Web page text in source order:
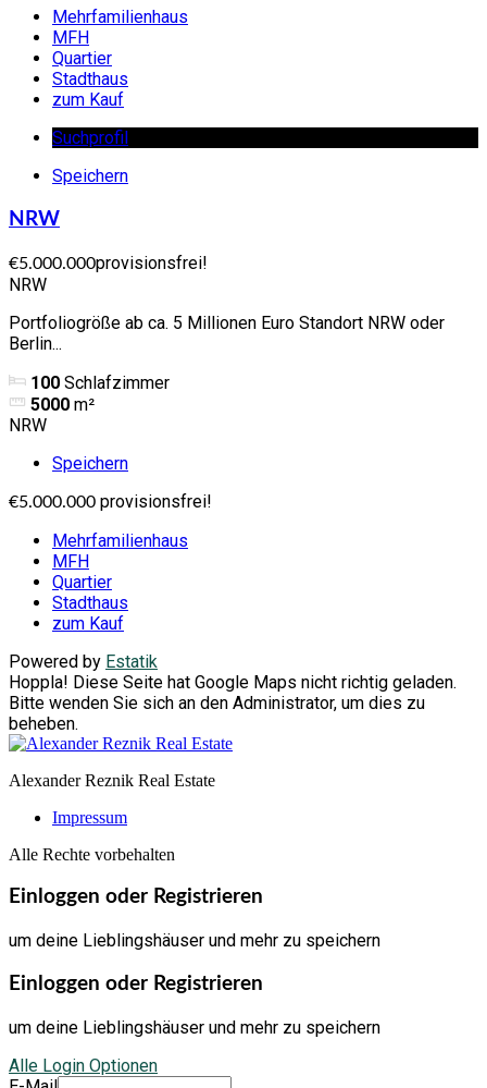
Mehrfamilienhaus
MFH
Quartier
Stadthaus
zum Kauf
Suchprofil
Speichern
NRW
€5.000.000provisionsfrei!
NRW
Portfoliogröße ab ca. 5 Millionen Euro Standort NRW oder
Berlin...
100 Schlafzimmer
5000 m²
NRW
Speichern
€5.000.000 provisionsfrei!
Mehrfamilienhaus
MFH
Quartier
Stadthaus
zum Kauf
Powered by Estatik
Hoppla! Diese Seite hat Google Maps nicht richtig geladen.
Bitte wenden Sie sich an den Administrator, um dies zu
beheben.
Alexander Reznik Real Estate
Impressum
Alle Rechte vorbehalten
Einloggen oder Registrieren
um deine Lieblingshäuser und mehr zu speichern
Einloggen oder Registrieren
um deine Lieblingshäuser und mehr zu speichern
Alle Login Optionen